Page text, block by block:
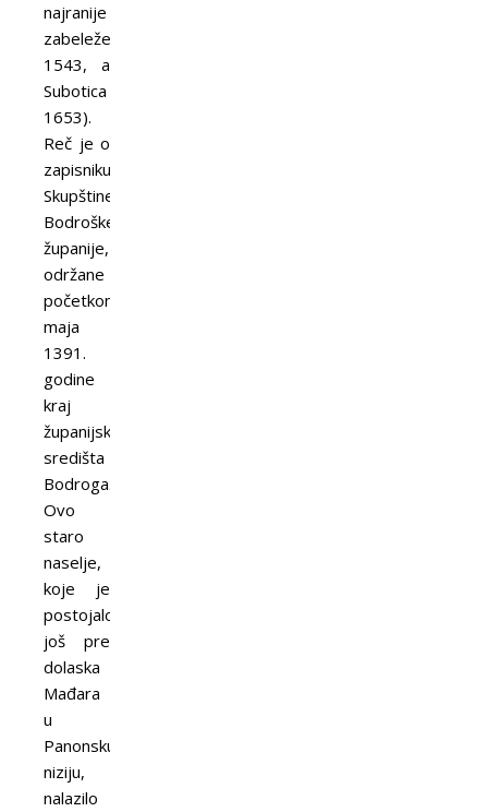
najranije
zabeležen
1543, a
Subotica
1653).
Reč je o
zapisniku
Skupštine
Bodroške
županije,
održane
početkom
maja
1391.
godine
kraj
županijskog
središta
Bodroga.
Ovo
staro
naselje,
koje je
postojalo
još pre
dolaska
Mađara
u
Panonsku
niziju,
nalazilo